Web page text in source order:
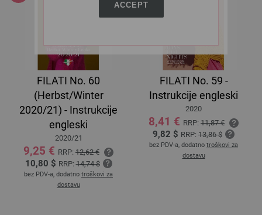
ACCEPT
FILATI No. 60
(Herbst/Winter
2020/21) - Instrukcije
engleski
2020/21
9,25 € RRP: 12,62 €
10,80 $ RRP:14,74 $
bez PDV-a, dodatno troškovi za
dostavu
FILATI No. 59 -
Instrukcije engleski
2020
8,41 € RRP: 11,87 €
9,82 $ RRP: 13,86 $
bez PDV-a, dodatno troškovi za
dostavu